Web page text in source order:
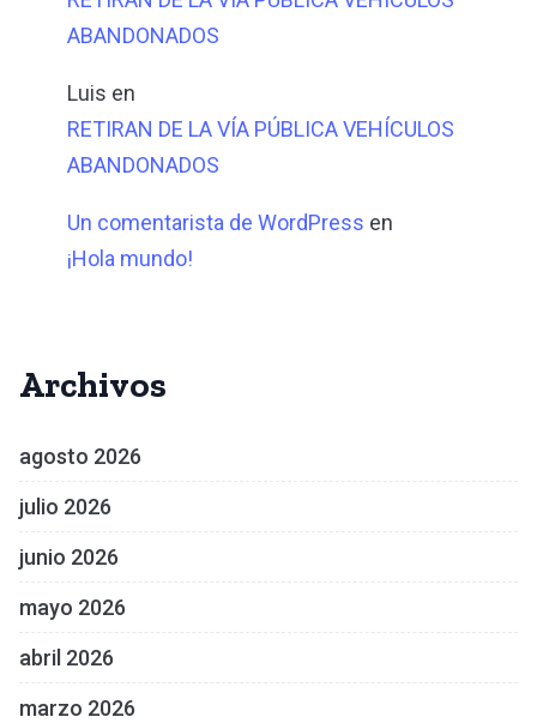
ABANDONADOS
Luis en
RETIRAN DE LA VÍA PÚBLICA VEHÍCULOS
ABANDONADOS
Un comentarista de WordPress en
¡Hola mundo!
Archivos
agosto 2026
julio 2026
junio 2026
mayo 2026
abril 2026
marzo 2026